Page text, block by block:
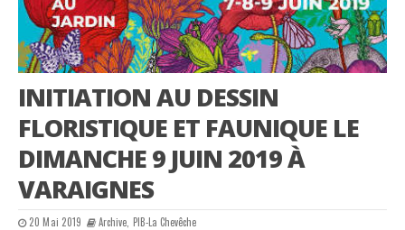
INITIATION AU DESSIN
FLORISTIQUE ET FAUNIQUE LE
DIMANCHE 9 JUIN 2019 À
VARAIGNES
20 Mai 2019 Archive, PIB-La Chevêche